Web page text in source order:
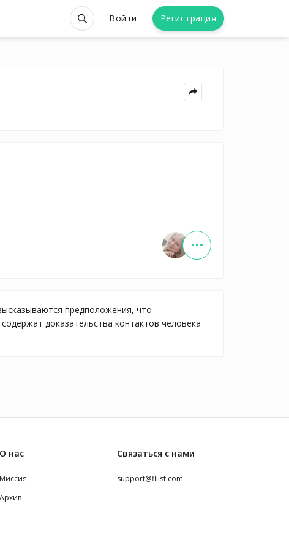
Войти Регистрация
предположения, что
доказательства контактов человека
О нас
Миссия
Архив
Связаться с нами
support@fliist.com